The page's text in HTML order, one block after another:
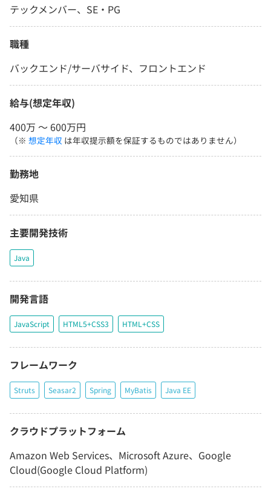
テックメンバー、SE・PG
職種
バックエンド/サーバサイド、フロントエンド
給与(想定年収)
400万 〜 600万円
（※ 想定年収 は年収提示額を保証するものではありません）
勤務地
愛知県
主要開発技術
Java
開発言語
JavaScript HTML5+CSS3 HTML+CSS
フレームワーク
Struts Seasar2 Spring MyBatis Java EE
クラウドプラットフォーム
Amazon Web Services、Microsoft Azure、Google
Cloud(Google Cloud Platform)